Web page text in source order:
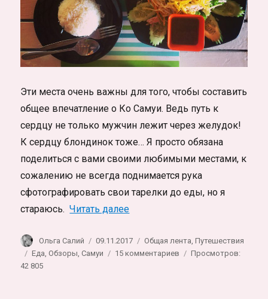
Эти места очень важны для того, чтобы составить
общее впечатление о Ко Самуи. Ведь путь к
сердцу не только мужчин лежит через желудок!
К сердцу блондинок тоже… Я просто обязана
поделиться с вами своими любимыми местами, к
сожалению не всегда поднимается рука
сфотографировать свои тарелки до еды, но я
стараюсь.Читать далее«Где поесть на острове
Автор
Ольга Салий Опубликовано
09.11.2017 Рубрики
Общая лента,Путешествия
Метки
Еда,Обзоры,Самуи 15 комментариев
Просмотров:
42 805